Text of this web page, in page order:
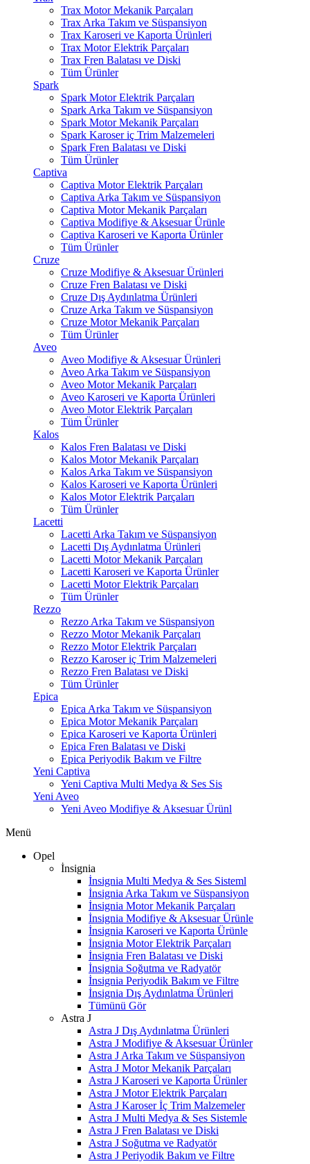
Trax Motor Mekanik Parçaları
Trax Arka Takım ve Süspansiyon
Trax Karoseri ve Kaporta Ürünleri
Trax Motor Elektrik Parçaları
Trax Fren Balatası ve Diski
Tüm Ürünler
Spark
Spark Motor Elektrik Parçaları
Spark Arka Takım ve Süspansiyon
Spark Motor Mekanik Parçaları
Spark Karoser iç Trim Malzemeleri
Spark Fren Balatası ve Diski
Tüm Ürünler
Captiva
Captiva Motor Elektrik Parçaları
Captiva Arka Takım ve Süspansiyon
Captiva Motor Mekanik Parçaları
Captiva Modifiye & Aksesuar Ürünle
Captiva Karoseri ve Kaporta Ürünler
Tüm Ürünler
Cruze
Cruze Modifiye & Aksesuar Ürünleri
Cruze Fren Balatası ve Diski
Cruze Dış Aydınlatma Ürünleri
Cruze Arka Takım ve Süspansiyon
Cruze Motor Mekanik Parçaları
Tüm Ürünler
Aveo
Aveo Modifiye & Aksesuar Ürünleri
Aveo Arka Takım ve Süspansiyon
Aveo Motor Mekanik Parçaları
Aveo Karoseri ve Kaporta Ürünleri
Aveo Motor Elektrik Parçaları
Tüm Ürünler
Kalos
Kalos Fren Balatası ve Diski
Kalos Motor Mekanik Parçaları
Kalos Arka Takım ve Süspansiyon
Kalos Karoseri ve Kaporta Ürünleri
Kalos Motor Elektrik Parçaları
Tüm Ürünler
Lacetti
Lacetti Arka Takım ve Süspansiyon
Lacetti Dış Aydınlatma Ürünleri
Lacetti Motor Mekanik Parçaları
Lacetti Karoseri ve Kaporta Ürünler
Lacetti Motor Elektrik Parçaları
Tüm Ürünler
Rezzo
Rezzo Arka Takım ve Süspansiyon
Rezzo Motor Mekanik Parçaları
Rezzo Motor Elektrik Parçaları
Rezzo Karoser iç Trim Malzemeleri
Rezzo Fren Balatası ve Diski
Tüm Ürünler
Epica
Epica Arka Takım ve Süspansiyon
Epica Motor Mekanik Parçaları
Epica Karoseri ve Kaporta Ürünleri
Epica Fren Balatası ve Diski
Epica Periyodik Bakım ve Filtre
Yeni Captiva
Yeni Captiva Multi Medya & Ses Sis
Yeni Aveo
Yeni Aveo Modifiye & Aksesuar Ürünl
Menü
Opel
İnsignia
İnsignia Multi Medya & Ses Sisteml
İnsignia Arka Takım ve Süspansiyon
İnsignia Motor Mekanik Parçaları
İnsignia Modifiye & Aksesuar Ürünle
İnsignia Karoseri ve Kaporta Ürünle
İnsignia Motor Elektrik Parçaları
İnsignia Fren Balatası ve Diski
İnsignia Soğutma ve Radyatör
İnsignia Periyodik Bakım ve Filtre
İnsignia Dış Aydınlatma Ürünleri
Tümünü Gör
Astra J
Astra J Dış Aydınlatma Ürünleri
Astra J Modifiye & Aksesuar Ürünler
Astra J Arka Takım ve Süspansiyon
Astra J Motor Mekanik Parçaları
Astra J Karoseri ve Kaporta Ürünler
Astra J Motor Elektrik Parçaları
Astra J Karoser İç Trim Malzemeler
Astra J Multi Medya & Ses Sistemle
Astra J Fren Balatası ve Diski
Astra J Soğutma ve Radyatör
Astra J Periyodik Bakım ve Filtre